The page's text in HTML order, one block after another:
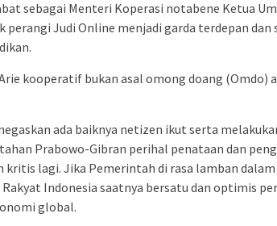
sebagai Menteri Koperasi notabene Ketua
perangi Judi Online menjadi garda terdepan dan
kooperatif bukan asal omong doang (Omdo)
ada baiknya netizen ikut serta
Prabowo-Gibran perihal penataan dan
kritis lagi. Jika Pemerintah di rasa lamban
Rakyat Indonesia saatnya bersatu dan optimis
global.